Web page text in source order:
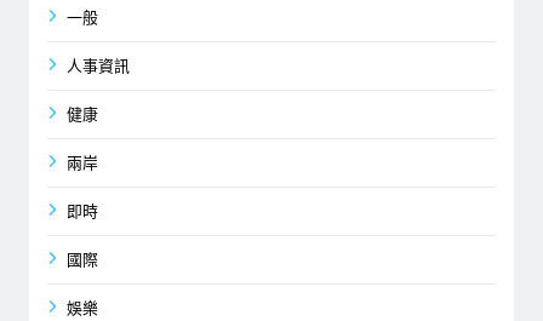
一般
人事資訊
健康
兩岸
即時
國際
娛樂